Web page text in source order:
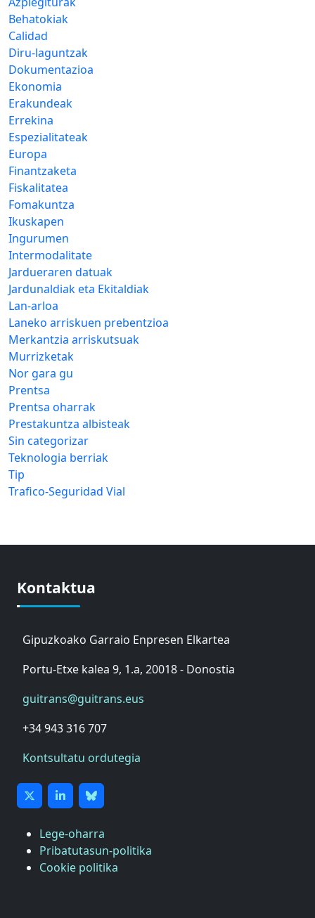
Behatokiak
Calidad
Diru-laguntzak
Dokumentazioa
Ekonomia
Erakundeak
Errekina
Espezialitateak
Europa
Finantzaketa
Fiskalitatea
Fomakuntza
Ikuskapen
Ingurumen
Intermodalitate
Jardueraren datuak
Jardunaldiak eta Ekitaldiak
Lan-arloa
Laneko arriskuen prebentzioa
Merkantzia arriskutsuak
Murrizketak
Nor gara gu
Prentsa
Prentsa oharrak
Prestakuntza albisteak
Sin categorizar
Teknologia berriak
Tip
Trafico-Seguridad Vial
Kontaktua
Gipuzkoako Garraio Enpresen Elkartea
Portu-Etxe kalea 9, 1.a, 20018 - Donostia
guitrans@guitrans.eus
+34 943 316 707
Kontsultatu ordutegia
Lege-oharra
Pribatutasun-politika
Cookie politika